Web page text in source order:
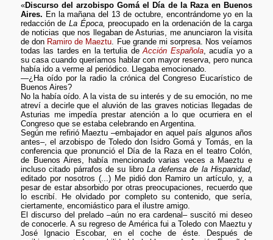
«Discurso del arzobispo Gomá el Día de la Raza en Buenos
Aires. En la mañana del 13 de octubre, encontrándome yo en la
redacción de La Época, preocupado en la ordenación de la carga
de noticias que nos llegaban de Asturias, me anunciaron la visita
de don Ramiro de Maeztu. Fue grande mi sorpresa. Nos veíamos
todas las tardes en la tertulia deAcción Española, acudía yo a
su casa cuando queríamos hablar con mayor reserva, pero nunca
había ido a verme al periódico. Llegaba emocionado.
—¿Ha oído por la radio la crónica del Congreso Eucarístico de
Buenos Aires?
No la había oído. A la vista de su interés y de su emoción, no me
atreví a decirle que el aluvión de las graves noticias llegadas de
Asturias me impedía prestar atención a lo que ocurriera en el
Congreso que se estaba celebrando en Argentina.
Según me refirió Maeztu –embajador en aquel país algunos años
antes–, el arzobispo de Toledo don Isidro Gomá y Tomás, en la
conferencia que pronunció el Día de la Raza en el teatro Colón,
de Buenos Aires, había mencionado varias veces a Maeztu e
incluso citado párrafos de su libro La defensa de la Hispanidad,
editado por nosotros (...) Me pidió don Ramiro un artículo, y, a
pesar de estar absorbido por otras preocupaciones, recuerdo que
lo escribí. He olvidado por completo su contenido, que sería,
ciertamente, encomiástico para el ilustre amigo.
El discurso del prelado –aún no era cardenal– suscitó mi deseo
de conocerle. A su regreso de América fui a Toledo con Maeztu y
José Ignacio Escobar, en el coche de éste. Después de